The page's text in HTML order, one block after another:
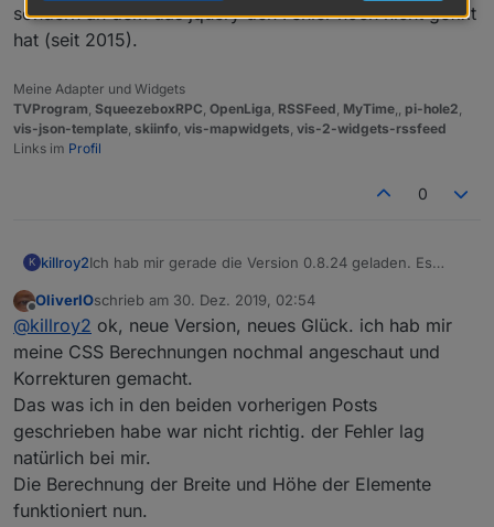
sondern an dem das jquery den Fehler noch nicht gefixt
hat (seit 2015).
Meine Adapter und Widgets
TVProgram SqueezeboxRPC OpenLiga RSSFeed MyTime pi-hole2
vis-json-template skiinfo vis-mapwidgets vis-2-widgets-rssfeed
Links im Profil
0
K killroy2Ich hab mir gerade die Version 0.8.24 geladen. Es
grünen Balken wird die Eingabe verworfen.
Oder muss ich noch zusätzlich etwas beachten damit
das Widget ein Update erfährt?
Offline
OliverIOschrieb am 30. Dez. 2019, 02:54
zuletzt editiert von
@killroy2 ok, neue Version, neues Glück. ich hab mir
meine CSS Berechnungen nochmal angeschaut und
Korrekturen gemacht.
Das was ich in den beiden vorherigen Posts
geschrieben habe war nicht richtig. der Fehler lag
natürlich bei mir.
Die Berechnung der Breite und Höhe der Elemente
funktioniert nun.